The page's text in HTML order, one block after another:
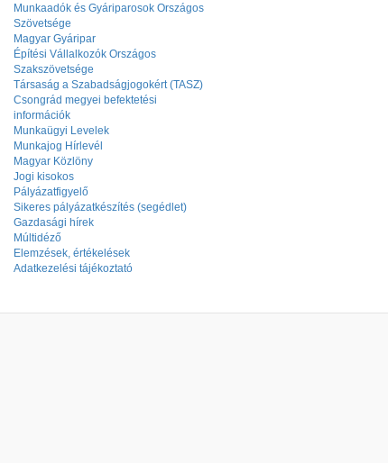
Munkaadók és Gyáriparosok Országos
Szövetsége
Magyar Gyáripar
Építési Vállalkozók Országos
Szakszövetsége
Társaság a Szabadságjogokért (TASZ)
Csongrád megyei befektetési
információk
Munkaügyi Levelek
Munkajog Hírlevél
Magyar Közlöny
Jogi kisokos
Pályázatfigyelő
Sikeres pályázatkészítés (segédlet)
Gazdasági hírek
Múltidéző
Elemzések, értékelések
Adatkezelési tájékoztató